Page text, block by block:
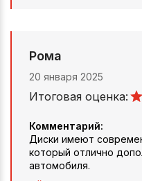
Рома
20 января 2025
Итоговая оценка:
Комментарий:
Диски имеют
который отлично
автомобиля.